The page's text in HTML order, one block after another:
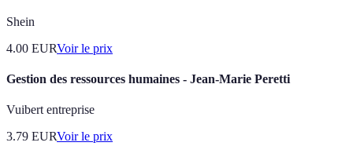
Shein
4.00 EURVoir le prix
Gestion des ressources humaines - Jean-Marie Peretti
Vuibert entreprise
3.79 EURVoir le prix